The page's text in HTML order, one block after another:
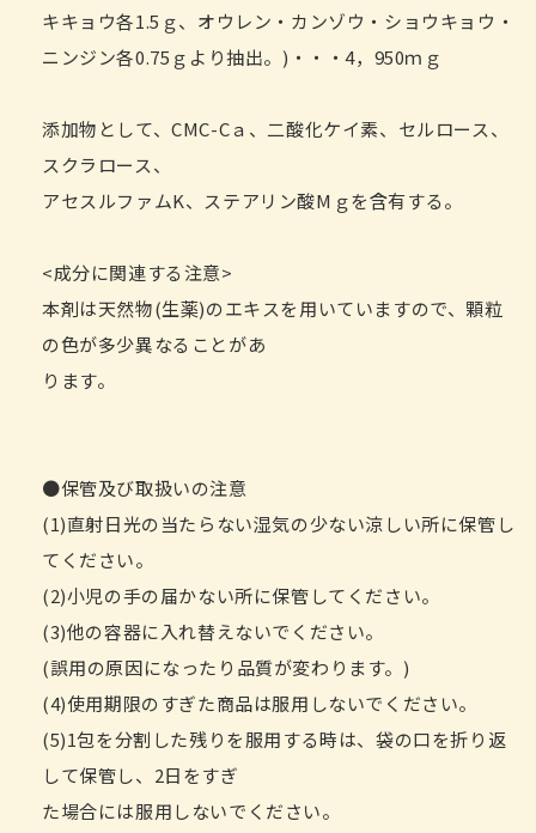
キキョウ各1.5ｇ、オウレン・カンゾウ・ショウキョウ・
ニンジン各0.75ｇより抽出。)・・・4，950ｍｇ
添加物として、CMC-Cａ、二酸化ケイ素、セルロース、
スクラロース、
アセスルファムK、ステアリン酸Mｇを含有する。
<成分に関連する注意>
本剤は天然物(生薬)のエキスを用いていますので、顆粒
の色が多少異なることがあ
ります。
●保管及び取扱いの注意
(1)直射日光の当たらない湿気の少ない涼しい所に保管し
てください。
(2)小児の手の届かない所に保管してください。
(3)他の容器に入れ替えないでください。
(誤用の原因になったり品質が変わります。)
(4)使用期限のすぎた商品は服用しないでください。
(5)1包を分割した残りを服用する時は、袋の口を折り返
して保管し、2日をすぎ
た場合には服用しないでください。